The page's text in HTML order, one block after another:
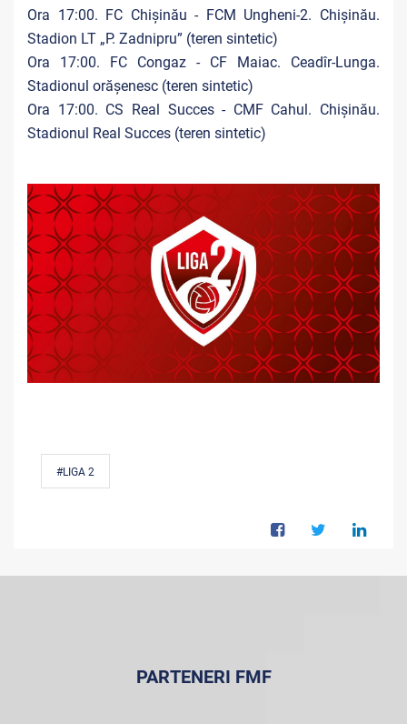
Ora 17:00. FC Chișinău - FCM Ungheni-2. Chișinău.
Stadion LT „P. Zadnipru” (teren sintetic)
Ora 17:00. FC Congaz - CF Maiac. Ceadîr-Lunga.
Stadionul orășenesc (teren sintetic)
Ora 17:00. CS Real Succes - CMF Cahul. Chișinău.
Stadionul Real Succes (teren sintetic)
#LIGA 2
PARTENERI FMF